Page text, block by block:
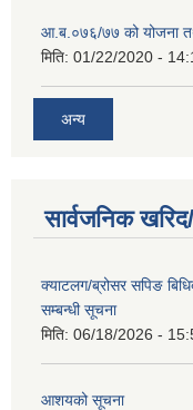
आ.ब.०७६/७७ को योजना
मिति: 01/22/2020 -
अन्य
सार्वजनिक
क्याटलग/ब्रोसर सपिङ
सम्बन्धी सूचना
मिति: 06/18/2026 -
आशयको सूचना